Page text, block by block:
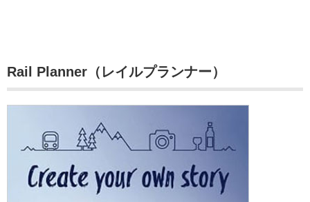
Rail Planner（レイルプランナー）